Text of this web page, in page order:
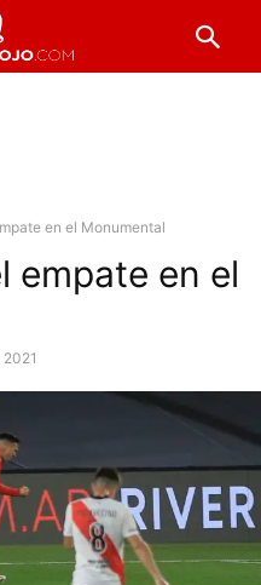
en el Monumental
empate en el